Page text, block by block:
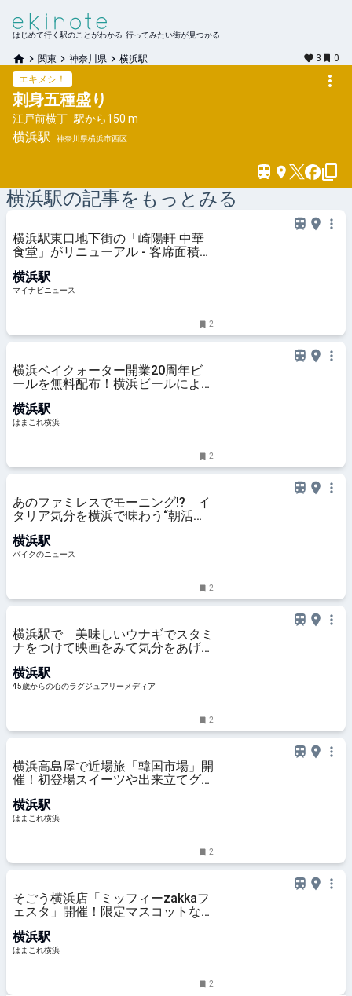
はじめて行く駅のことがわかる 行ってみたい街が見つかる
関東 神奈川県 横浜駅 3
0
エキメシ！
刺身五種盛り
江戸前横丁 駅から150 m
横浜駅 神奈川県横浜市西区
横浜駅の記事をもっとみる
横浜駅東口地下街の「崎陽軒 中華
食堂」がリニューアル - 客席面積を
定食」も
横浜駅
マイナビニュース
2
横浜ベイクォーター開業20周年ビ
ールを無料配布！横浜ビールによる
はまこれ横浜
横浜駅
はまこれ横浜
2
あのファミレスでモーニング!? イ
タリア気分を横浜で味わう“朝活ラ
横浜駅
バイクのニュース
2
横浜駅で 美味しいウナギでスタミ
ナをつけて映画をみて気分をあげ
横浜駅
45歳からの心のラグジュアリーメディア
2
横浜高島屋で近場旅「韓国市場」開
催！初登場スイーツや出来立てグル
はまこれ横浜
横浜駅
はまこれ横浜
2
そごう横浜店「ミッフィーzakkaフ
ェスタ」開催！限定マスコットなど
トも | はまこれ横浜
横浜駅
はまこれ横浜
2